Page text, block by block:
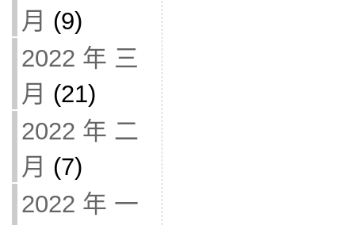
月 (9)
2022 年 三
月 (21)
2022 年 二
月 (7)
2022 年 一